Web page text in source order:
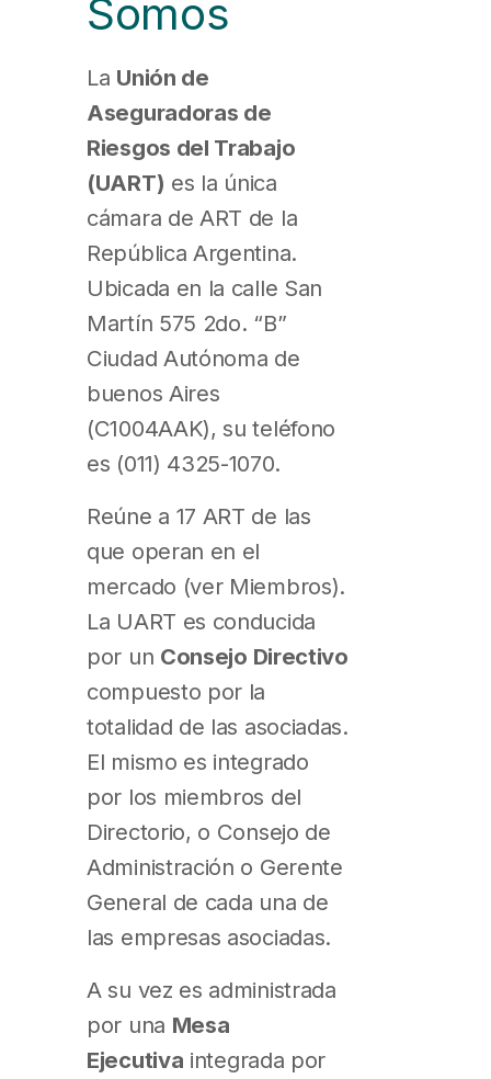
Somos
La Unión de
Aseguradoras de
Riesgos del Trabajo
(UART) es la única
cámara de ART de la
República Argentina.
Ubicada en la calle San
Martín 575 2do. “B”
Ciudad Autónoma de
buenos Aires
(C1004AAK), su teléfono
es (011) 4325-1070.
Reúne a 17 ART de las
que operan en el
mercado (ver Miembros).
La UART es conducida
por un Consejo Directivo
compuesto por la
totalidad de las asociadas.
El mismo es integrado
por los miembros del
Directorio, o Consejo de
Administración o Gerente
General de cada una de
las empresas asociadas.
A su vez es administrada
por una Mesa
Ejecutiva integrada por